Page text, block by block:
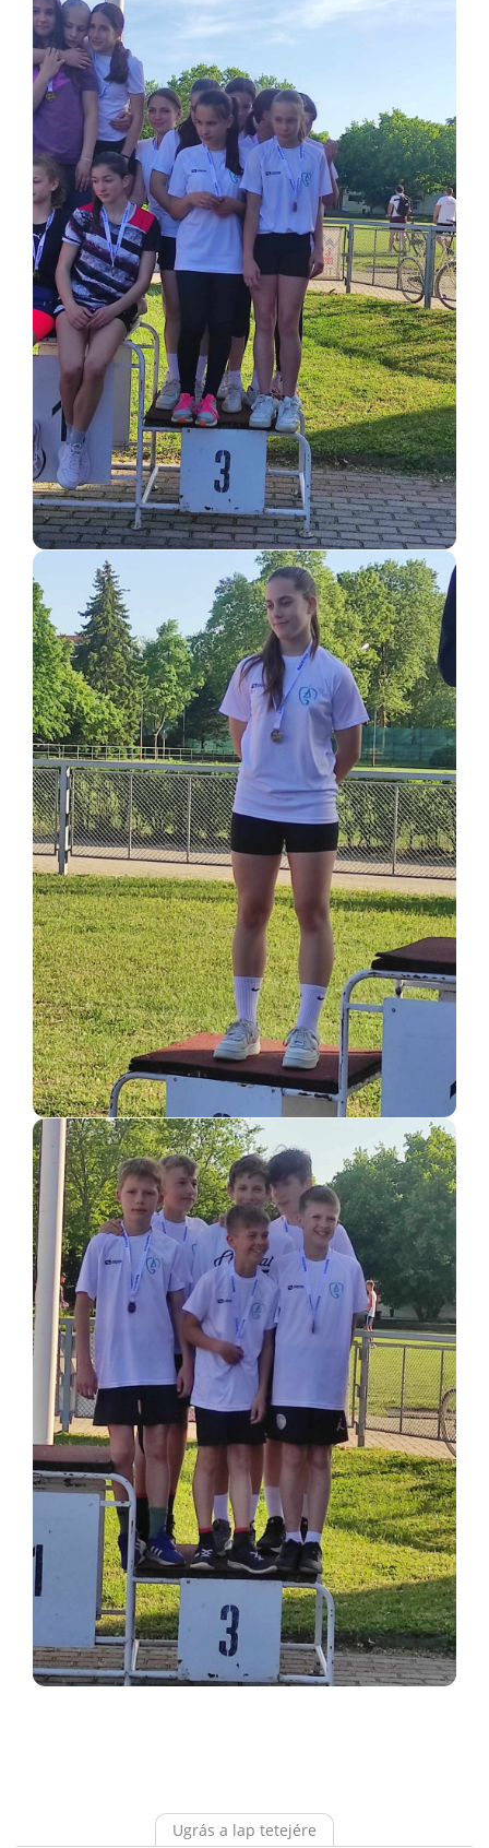
Ugrás a lap tetejére